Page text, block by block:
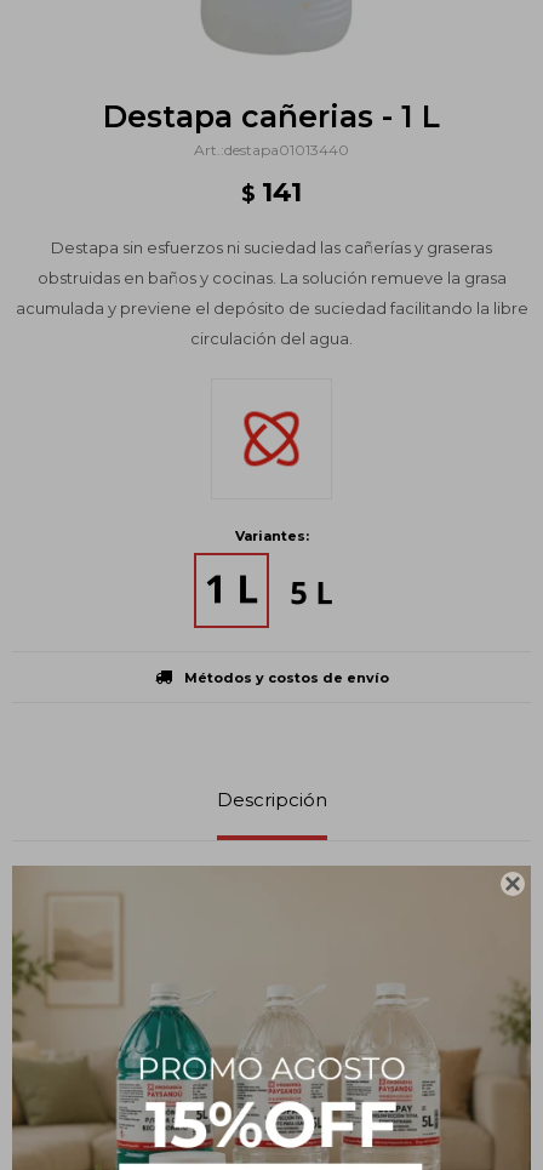

Destapa cañerias - 1 L
destapa01013440
$ 141
Destapa sin esfuerzos ni suciedad las cañerías y graseras
obstruidas en baños y cocinas. La solución remueve la grasa
acumulada y previene el depósito de suciedad facilitando la libre
circulación del agua.
Variantes:
Métodos y costos de envío
Descripción
MODO DE USO:
Verter el líquido Destapa Cañerías para desobstruir las cañerías
ya tapadas o prevenir el depósito de suciedad o grasa en las
mismas.
Dejar actuar de 6 a 8 horas, sin hacer circular el agua. Luego deje
circular abundante agua caliente para ayudar a la disolución de
grasas. Al final dejar circular agua fría para enjuagar.